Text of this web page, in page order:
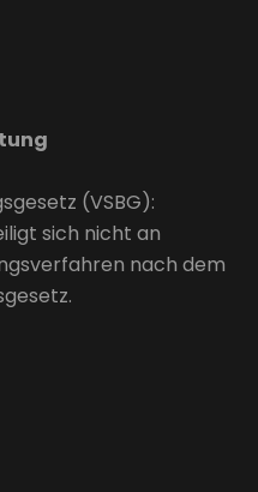
(VSBG):
sich nicht an
nach dem